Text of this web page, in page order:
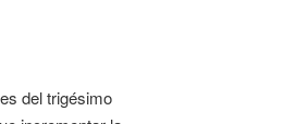
del trigésimo